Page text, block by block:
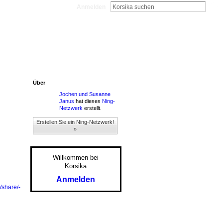
share/-
Über
Jochen und Susanne
Janus hat dieses Ning-
Netzwerk erstellt.
Erstellen Sie ein Ning-Netzwerk!
»
Willkommen bei
Korsika
Anmelden